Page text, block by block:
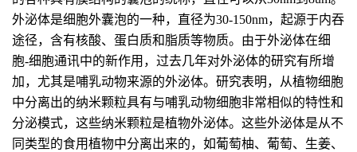
外泌体是细胞外囊泡的一种，直径为30-150nm，起源于内吞
途径，含有核酸、蛋白质和脂质等物质。由于外泌体在细
胞-细胞通讯中的新作用，过去几年对外泌体的研究有所增
加，尤其是哺乳动物来源的外泌体。研究表明，从植物细胞
中分离出的纳米颗粒具有与哺乳动物细胞非常相似的特性和
分泌模式，这些纳米颗粒是植物外泌体。这些外泌体是从不
同类型的食用植物中分离出来的，如葡萄柚、葡萄、生姜、